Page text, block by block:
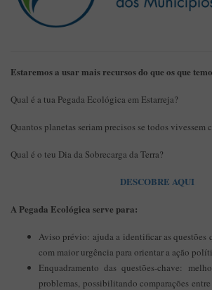
Estaremos a usar mais recursos do que os que
Qual é a tua Pegada Ecológica em Estarreja?
Quantos planetas seriam precisos se todos vivessem
Qual é o teu Dia da Sobrecarga da Terra?
DESCOBRE AQUI
A Pegada Ecológica serve para:
Aviso prévio: ajuda a identificar as questões
com maior urgência para orientar a ação
Enquadramento das questões-chave:
problemas, possibilitando comparações